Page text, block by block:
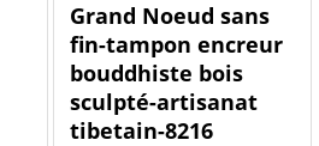
Grand Noeud sans
fin-tampon encreur
bouddhiste bois
sculpté-artisanat
tibetain-8216